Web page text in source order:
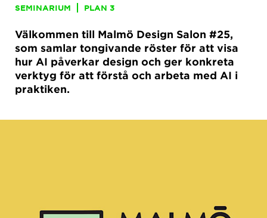
SEMINARIUM PLAN 3
Välkommen till Malmö Design Salon #25,
som samlar tongivande röster för att visa
hur AI påverkar design och ger konkreta
verktyg för att förstå och arbeta med AI i
praktiken.